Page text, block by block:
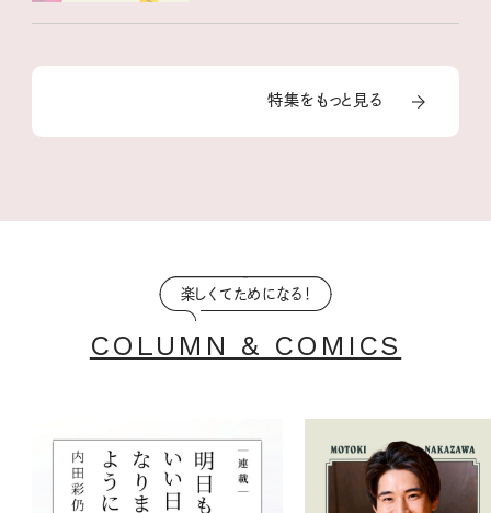
特集をもっと見る
楽しくてためになる！
COLUMN & COMICS